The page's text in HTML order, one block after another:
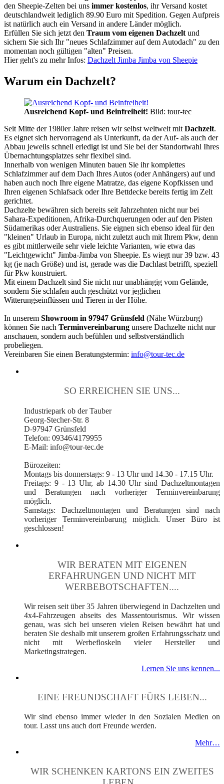
den Sheepie-Zelten bei uns immer kostenlos, ihr Versand kostet
deutschlandweit lediglich 89.90 Euro mit Spedition. Gegen Aufpreis
ist natürlich auch ein Versand in andere Länder möglich.
Erfüllen Sie sich jetzt den Traum vom eigenen Dachzelt und
sichern Sie sich Ihr "neues Schlafzimmer auf dem Autodach" zu den
momentan noch gültigen "alten" Preisen.
Hier geht's zu mehr Infos: Dachzelt Jimba Jimba von Sheepie
Warum ein Dachzelt?
Ausreichend Kopf- und Beinfreiheit! Bild: tour-tec
Seit Mitte der 1980er Jahre reisen wir selbst weltweit mit Dachzelt.
Es eignet sich hervorragend als Unterkunft, da der Auf- als auch der
Abbau jeweils schnell erledigt ist und Sie bei der Standortwahl Ihres
Übernachtungsplatzes sehr flexibel sind.
Innerhalb von wenigen Minuten bauen Sie ihr komplettes
Schlafzimmer auf dem Dach Ihres Autos (oder Anhängers) auf und
haben auch noch Ihre eigene Matratze, das eigene Kopfkissen und
Ihren eigenen Schlafsack oder Ihre Bettdecke bereits fertig im Zelt
gerichtet.
Dachzelte bewähren sich bereits seit Jahrzehnten nicht nur bei
Sahara-Expeditionen, Afrika-Durchquerungen oder auf den Pisten
Südamerikas oder Australiens. Sie eignen sich ebenso ideal für den
"kleinen" Urlaub in Europa, nicht zuletzt auch mit Ihrem Pkw, denn
es gibt mittlerweile sehr viele leichte Varianten, wie etwa das
"Leichtgewicht" Jimba-Jimba von Sheepie. Es wiegt nur 39 bzw. 43
kg (je nach Größe) und ist, gerade was die Dachlast betrifft, speziell
für Pkw konstruiert.
Mit einem Dachzelt sind Sie nicht nur unabhängig vom Gelände,
sondern Sie schlafen auch geschützt vor jeglichen
Witterungseinflüssen und Tieren in der Höhe.
In unserem Showroom in 97947 Grünsfeld (Nähe Würzburg)
können Sie nach Terminvereinbarung unsere Dachzelte nicht nur
anschauen, sondern auch befühlen und selbstverständlich
probeliegen.
Vereinbaren Sie einen Beratungstermin: info@tour-tec.de
SO ERREICHEN SIE UNS...
Industriepark ob der Tauber
Georg-Stecher-Str. 8
D-97947 Grünsfeld
Telefon: 09346/4179955
E-Mail: info@tour-tec.de
Bürozeiten:
Montags bis donnerstags: 9 - 13 Uhr und 14.30 - 17.15 Uhr.
Freitags: 9 - 13 Uhr, ab 14.30 Uhr sind Dachzeltmontagen
und Beratungen nach vorheriger Terminvereinbarung
möglich.
Samstags: Dachzeltmontagen und Beratungen sind nach
vorheriger Terminvereinbarung möglich. Unser Büro ist
geschlossen!
WIR BERATEN MIT EIGENEN
ERFAHRUNGEN UND NICHT MIT
WERBEBOTSCHAFTEN....
Wir reisen seit über 35 Jahren überwiegend in Dachzelten und
4x4-Fahrzeugen abseits des Massentourismus. Wir wissen
genau, was sich bei unseren vielen Reisen bewährt hat und
beraten Sie deshalb mit unserem großen Erfahrungsschatz und
nicht mit Werbefloskeln vieler Hersteller und
Marketingstrategen.
Lernen Sie uns kennen...
EINE FREUNDSCHAFT FÜRS LEBEN...
Wir sind ebenso immer wieder in den Sozialen Medien on
tour. Lasst uns auch dort Freunde werden.
Mehr…
WIR SCHENKEN KARTONS EIN ZWEITES